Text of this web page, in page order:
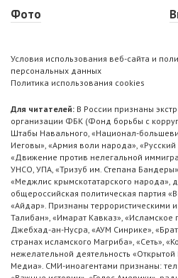
Фото
Условия использования веб-сайта и
персональных данных
Политика использования cookies
Для читателей: В России признаны
организации ФБК (Фонд борьбы с
Штабы Навального, «Национал-
Иеговы», «Армия воли народа»,
«Движение против нелегальной
УНСО, УПА, «Тризуб им. Степана
«Меджлис крымскотатарского народа»,
общероссийская политическая партия
«Айдар». Признаны
Талибан», «Имарат Кавказ», «Исламское
Джебхад-ан-Нусра, «АУМ Синрике»,
странах исламского Магриба», «Сеть»,
нежелательной деятельность
Медиа». СМИ-иноагентами признаны: